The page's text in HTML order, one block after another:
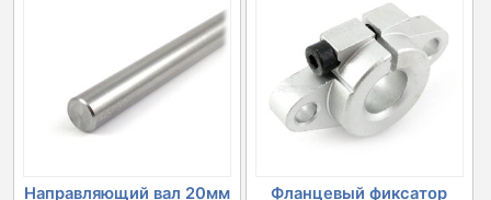
Направляющий вал 20мм
Фланцевый фиксатор